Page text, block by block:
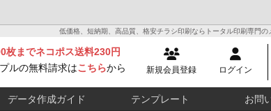
低価格、短納期、高品質、格安チラシ印刷ならトータル印刷専門の
新規会員登録 ログイン
枚までネコポス送料230円
ルの無料請求はこちらから
データ作成ガイド テンプレート お問